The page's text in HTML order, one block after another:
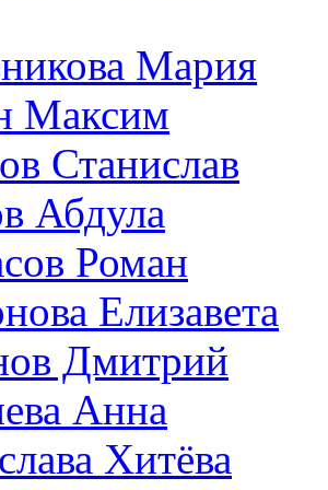
Мария
Максим
Станислав
Абдула
Роман
Елизавета
Дмитрий
Анна
Хитёва